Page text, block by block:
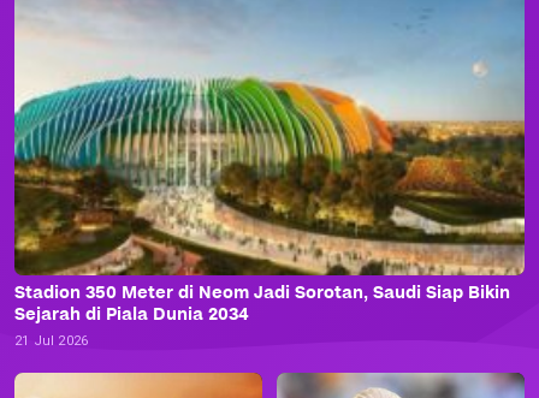
Stadion 350 Meter di Neom Jadi Sorotan, Saudi Siap Bikin
Sejarah di Piala Dunia 2034
21 Jul 2026